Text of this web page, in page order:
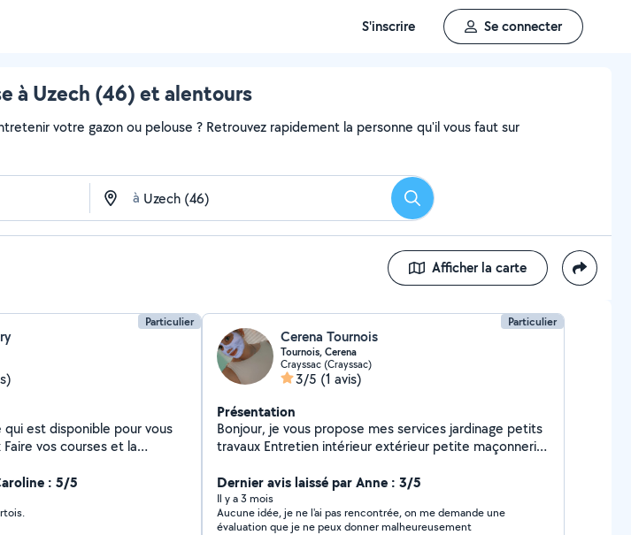
S'inscrire Se connecter
à Uzech (46) et alentours
votre gazon ou pelouse ? Retrouvez rapidement la personne qu'il vous faut sur
à Rechercher
Afficher la carte
Particulier
est disponible pour vous
d'enfants
promenade, lecture )
: 5/5
Particulier
Cerena Tournois
Tournois, Cerena
Crayssac (Crayssac)
3/5 (1 avis)
Présentation
Bonjour, je vous propose mes services jardinage petits
travaux Entretien intérieur extérieur petite maçonnerie
Dernier avis laissé par Anne : 3/5
Il y a 3 mois
Aucune idée, je ne l'ai pas rencontrée, on me demande une
évaluation que je ne peux donner malheureusement